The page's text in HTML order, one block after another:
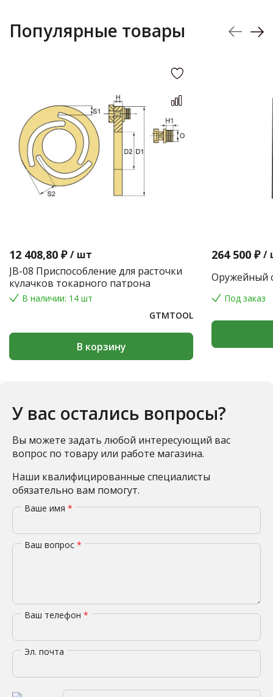
Популярные товары
12 408,80 ₽ / шт
JB-08 Приспособление для расточки
кулачков токарного патрона
В наличии: 14 шт
GTMTOOL
В корзину
264 500 ₽ /
Оружейный
Под заказ
У вас остались вопросы?
Вы можете задать любой интересующий вас
вопрос по товару или работе магазина.
Наши квалифицированные специалисты
обязательно вам помогут.
Ваше имя *
Ваш вопрос *
Ваш телефон *
Эл. почта